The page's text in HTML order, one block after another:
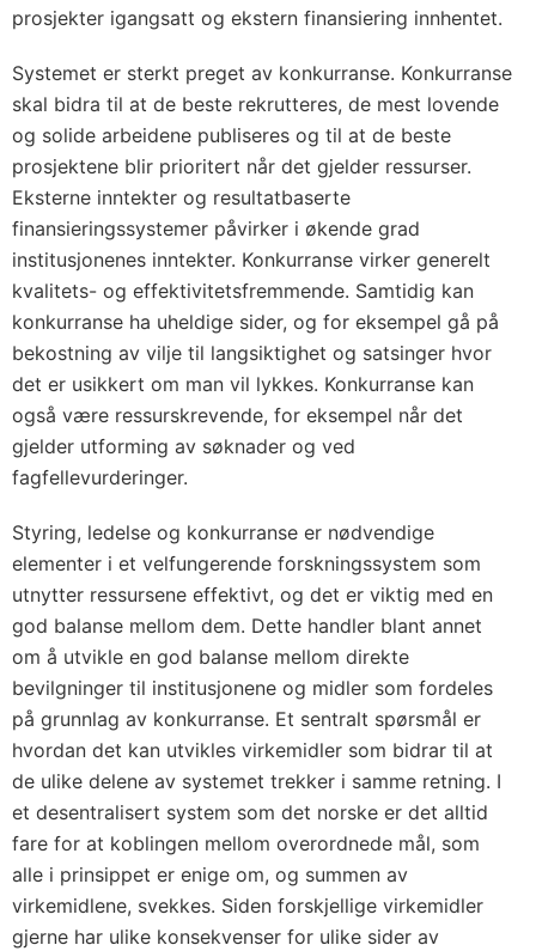
prosjekter igangsatt og ekstern finansiering innhentet.
Systemet er sterkt preget av konkurranse. Konkurranse
skal bidra til at de beste rekrutteres, de mest lovende
og solide arbeidene publiseres og til at de beste
prosjektene blir prioritert når det gjelder ressurser.
Eksterne inntekter og resultatbaserte
finansieringssystemer påvirker i økende grad
institusjonenes inntekter. Konkurranse virker generelt
kvalitets- og effektivitetsfremmende. Samtidig kan
konkurranse ha uheldige sider, og for eksempel gå på
bekostning av vilje til langsiktighet og satsinger hvor
det er usikkert om man vil lykkes. Konkurranse kan
også være ressurskrevende, for eksempel når det
gjelder utforming av søknader og ved
fagfellevurderinger.
Styring, ledelse og konkurranse er nødvendige
elementer i et velfungerende forskningssystem som
utnytter ressursene effektivt, og det er viktig med en
god balanse mellom dem. Dette handler blant annet
om å utvikle en god balanse mellom direkte
bevilgninger til institusjonene og midler som fordeles
på grunnlag av konkurranse. Et sentralt spørsmål er
hvordan det kan utvikles virkemidler som bidrar til at
de ulike delene av systemet trekker i samme retning. I
et desentralisert system som det norske er det alltid
fare for at koblingen mellom overordnede mål, som
alle i prinsippet er enige om, og summen av
virkemidlene, svekkes. Siden forskjellige virkemidler
gjerne har ulike konsekvenser for ulike sider av